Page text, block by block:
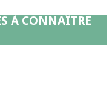
À CONNAÎTRE